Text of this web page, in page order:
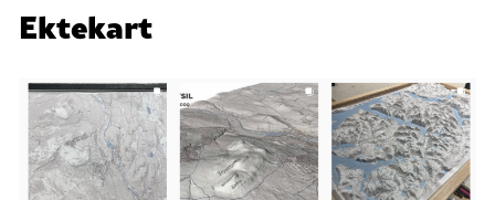
Ektekart